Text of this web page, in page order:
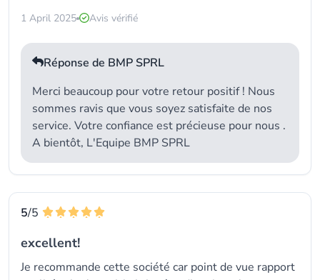
1 April 2025 Avis vérifié
Réponse de BMP SPRL
Merci beaucoup pour votre retour positif ! Nous
sommes ravis que vous soyez satisfaite de nos
service. Votre confiance est précieuse pour nous .
A bientôt, L'Equipe BMP SPRL
5/5
excellent!
Je recommande cette société car point de vue rapport